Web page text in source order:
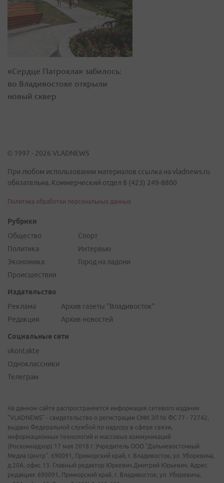
«Сердце Патрокла» забилось:
во Владивостоке открыли
новый сквер
© 1997 - 2026 VLADNEWS
При любом использовании материалов ссылка на vladnews.ru
обязательна. Коммерческий отдел 8 (423) 249-8800
Политика обработки персональных данных
Рубрики
Общество
Политика
Экономика
Происшествия
Спорт
Интервью
Город на ладони
Издательство
Реклама
Редакция
Архив газеты "Владивосток"
Архив новостей
Социальные сети
vkontakte
Одноклассники
Телеграм
На данном сайте распространяется информация сетевого издания
"VLADNEWS" - свидетельство о регистрации СМИ ЭЛ № ФС 77 - 72742,
выдано Федеральной службой по надзору в сфере связи,
информационных технологий и массовых коммуникаций
(Роскомнадзор) 17 мая 2018 г. Учредитель ООО "Дальневосточный
Медиа Центр". 690091, Приморский край, г. Владивосток, ул. Уборевича,
д.20А, офис 13. Главный редактор Юркевич Дмитрий Юрьевич. Адрес
редакции: 690091, Приморский край, г. Владивосток, ул. Уборевича,